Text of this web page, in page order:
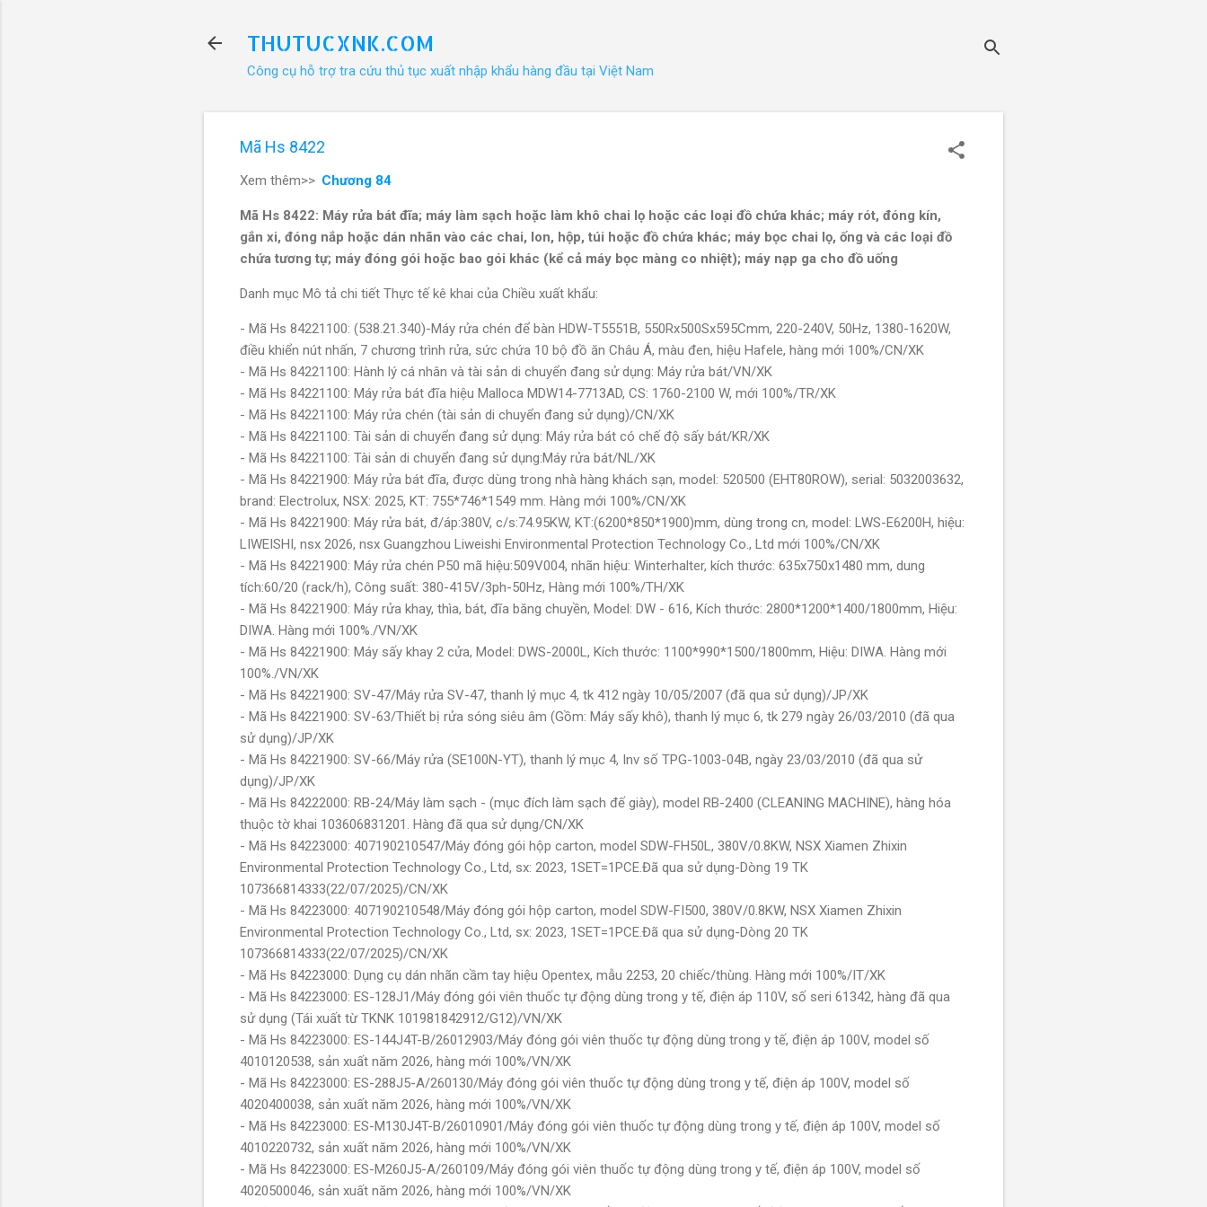
THUTUCXNK.COM
Công cụ hỗ trợ tra cứu thủ tục xuất nhập khẩu hàng đầu tại Việt Nam
Mã Hs 8422
Xem thêm>> Chương 84
Mã Hs 8422: Máy rửa bát đĩa; máy làm sạch hoặc làm khô chai lọ hoặc các loại đồ chứa khác; máy rót, đóng kín,
gắn xi, đóng nắp hoặc dán nhãn vào các chai, lon, hộp, túi hoặc đồ chứa khác; máy bọc chai lọ, ống và các loại đồ
chứa tương tự; máy đóng gói hoặc bao gói khác (kể cả máy bọc màng co nhiệt); máy nạp ga cho đồ uống
Danh mục Mô tả chi tiết Thực tế kê khai của Chiều xuất khẩu:
- Mã Hs 84221100: (538.21.340)-Máy rửa chén để bàn HDW-T5551B, 550Rx500Sx595Cmm, 220-240V, 50Hz, 1380-1620W,
điều khiển nút nhấn, 7 chương trình rửa, sức chứa 10 bộ đồ ăn Châu Á, màu đen, hiệu Hafele, hàng mới 100%/CN/XK
- Mã Hs 84221100: Hành lý cá nhân và tài sản di chuyển đang sử dụng: Máy rửa bát/VN/XK
- Mã Hs 84221100: Máy rửa bát đĩa hiệu Malloca MDW14-7713AD, CS: 1760-2100 W, mới 100%/TR/XK
- Mã Hs 84221100: Máy rửa chén (tài sản di chuyển đang sử dụng)/CN/XK
- Mã Hs 84221100: Tài sản di chuyển đang sử dụng: Máy rửa bát có chế độ sấy bát/KR/XK
- Mã Hs 84221100: Tài sản di chuyển đang sử dụng:Máy rửa bát/NL/XK
- Mã Hs 84221900: Máy rửa bát đĩa, được dùng trong nhà hàng khách sạn, model: 520500 (EHT80ROW), serial: 5032003632,
brand: Electrolux, NSX: 2025, KT: 755*746*1549 mm. Hàng mới 100%/CN/XK
- Mã Hs 84221900: Máy rửa bát, đ/áp:380V, c/s:74.95KW, KT:(6200*850*1900)mm, dùng trong cn, model: LWS-E6200H, hiệu:
LIWEISHI, nsx 2026, nsx Guangzhou Liweishi Environmental Protection Technology Co., Ltd mới 100%/CN/XK
- Mã Hs 84221900: Máy rửa chén P50 mã hiệu:509V004, nhãn hiệu: Winterhalter, kích thước: 635x750x1480 mm, dung
tích:60/20 (rack/h), Công suất: 380-415V/3ph-50Hz, Hàng mới 100%/TH/XK
- Mã Hs 84221900: Máy rửa khay, thìa, bát, đĩa băng chuyền, Model: DW - 616, Kích thước: 2800*1200*1400/1800mm, Hiệu:
DIWA. Hàng mới 100%./VN/XK
- Mã Hs 84221900: Máy sấy khay 2 cửa, Model: DWS-2000L, Kích thước: 1100*990*1500/1800mm, Hiệu: DIWA. Hàng mới
100%./VN/XK
- Mã Hs 84221900: SV-47/Máy rửa SV-47, thanh lý mục 4, tk 412 ngày 10/05/2007 (đã qua sử dụng)/JP/XK
- Mã Hs 84221900: SV-63/Thiết bị rửa sóng siêu âm (Gồm: Máy sấy khô), thanh lý mục 6, tk 279 ngày 26/03/2010 (đã qua
sử dụng)/JP/XK
- Mã Hs 84221900: SV-66/Máy rửa (SE100N-YT), thanh lý mục 4, Inv số TPG-1003-04B, ngày 23/03/2010 (đã qua sử
dụng)/JP/XK
- Mã Hs 84222000: RB-24/Máy làm sạch - (mục đích làm sạch đế giày), model RB-2400 (CLEANING MACHINE), hàng hóa
thuộc tờ khai 103606831201. Hàng đã qua sử dụng/CN/XK
- Mã Hs 84223000: 407190210547/Máy đóng gói hộp carton, model SDW-FH50L, 380V/0.8KW, NSX Xiamen Zhixin
Environmental Protection Technology Co., Ltd, sx: 2023, 1SET=1PCE.Đã qua sử dụng-Dòng 19 TK
107366814333(22/07/2025)/CN/XK
- Mã Hs 84223000: 407190210548/Máy đóng gói hộp carton, model SDW-FI500, 380V/0.8KW, NSX Xiamen Zhixin
Environmental Protection Technology Co., Ltd, sx: 2023, 1SET=1PCE.Đã qua sử dụng-Dòng 20 TK
107366814333(22/07/2025)/CN/XK
- Mã Hs 84223000: Dụng cụ dán nhãn cầm tay hiệu Opentex, mẫu 2253, 20 chiếc/thùng. Hàng mới 100%/IT/XK
- Mã Hs 84223000: ES-128J1/Máy đóng gói viên thuốc tự động dùng trong y tế, điện áp 110V, số seri 61342, hàng đã qua
sử dụng (Tái xuất từ TKNK 101981842912/G12)/VN/XK
- Mã Hs 84223000: ES-144J4T-B/26012903/Máy đóng gói viên thuốc tự động dùng trong y tế, điện áp 100V, model số
4010120538, sản xuất năm 2026, hàng mới 100%/VN/XK
- Mã Hs 84223000: ES-288J5-A/260130/Máy đóng gói viên thuốc tự động dùng trong y tế, điện áp 100V, model số
4020400038, sản xuất năm 2026, hàng mới 100%/VN/XK
- Mã Hs 84223000: ES-M130J4T-B/26010901/Máy đóng gói viên thuốc tự động dùng trong y tế, điện áp 100V, model số
4010220732, sản xuất năm 2026, hàng mới 100%/VN/XK
- Mã Hs 84223000: ES-M260J5-A/260109/Máy đóng gói viên thuốc tự động dùng trong y tế, điện áp 100V, model số
4020500046, sản xuất năm 2026, hàng mới 100%/VN/XK